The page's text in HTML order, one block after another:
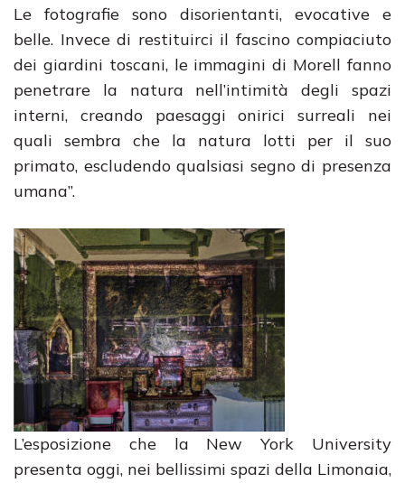
Le fotografie sono disorientanti, evocative e
belle. Invece di restituirci il fascino compiaciuto
dei giardini toscani, le immagini di Morell fanno
penetrare la natura nell’intimità degli spazi
interni, creando paesaggi onirici surreali nei
quali sembra che la natura lotti per il suo
primato, escludendo qualsiasi segno di presenza
umana”.
L’esposizione che la New York University
presenta oggi, nei bellissimi spazi della Limonaia,